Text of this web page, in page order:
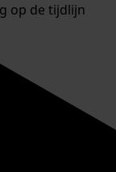
op de tijdlijn